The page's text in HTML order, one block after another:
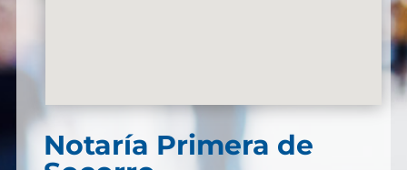
Notaría Primera de